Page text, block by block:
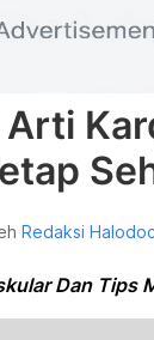
Redaksi Halodoc
Dan Tips